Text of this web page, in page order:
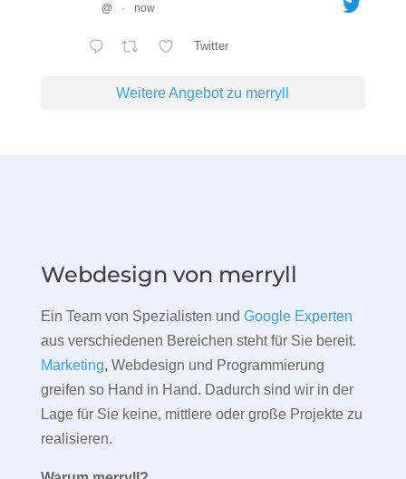
@ · now
Twitter
Weitere Angebot zu merryll
Webdesign von merryll
Ein Team von Spezialisten und Google Experten
aus verschiedenen Bereichen steht für Sie bereit.
Marketing, Webdesign und Programmierung
greifen so Hand in Hand. Dadurch sind wir in der
Lage für Sie keine, mittlere oder große Projekte zu
realisieren.